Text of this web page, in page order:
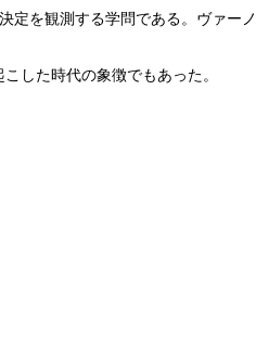
を観測する学問である。ヴァー
した時代の象徴でもあった。